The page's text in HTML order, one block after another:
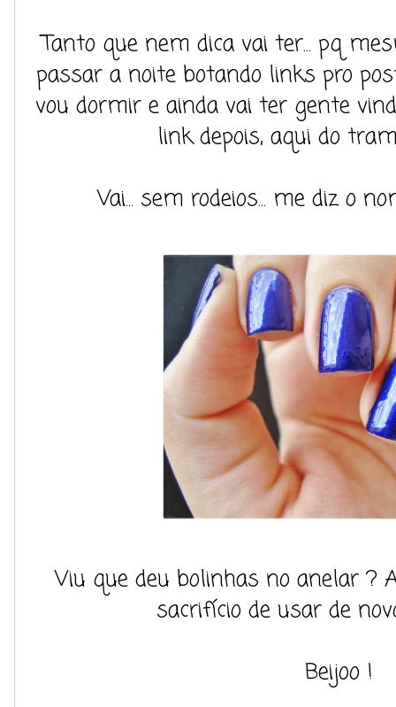
Tanto que nem dica vai ter... pq
passar a noite botando links pro
vou dormir e ainda vai ter gente
link depois, aqui do
Vai... sem rodeios... me diz o
Viu que deu bolinhas no anelar ?
sacrifício de usar de
Beijoo !